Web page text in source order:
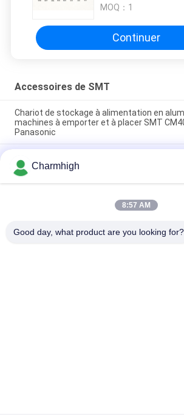
MOQ： 1
Continuer
Accessoires de SMT
Chariot de stockage à alimentation en
machines à emporter et à placer SMT
Panasonic
machine de découpe de ruban à main libre
sélection et de placement SMT
Conducteur de vibration/conducteur de
tube pour des accessoires de Charmhigh
Charmhigh
8:57 AM
Good day, what product are you looking for?